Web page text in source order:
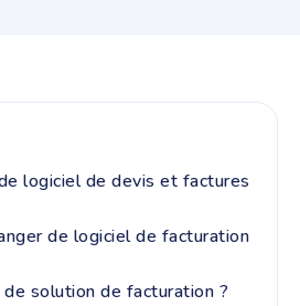
logiciel de devis et factures
de logiciel de facturation
solution de facturation ?